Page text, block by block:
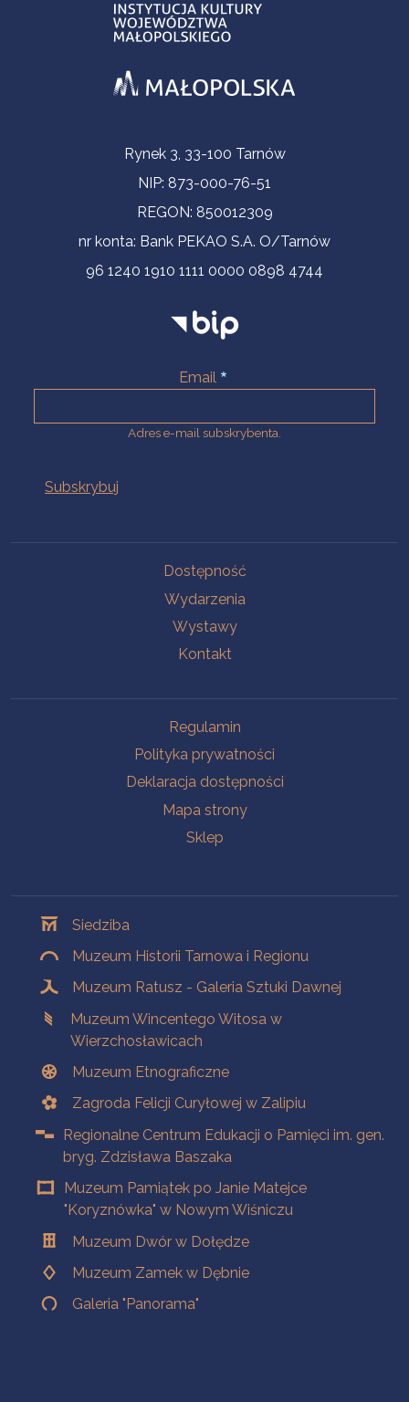
Informacje kontaktoweRynek 3, 33-100 Tarnów
NIP: 873-000-76-51
REGON: 850012309
nr konta: Bank PEKAO S.A. O/Tarnów
96 1240 1910 1111 0000 0898 4744
Email
Adres e-mail subskrybenta.
Dostępność
Wydarzenia
Wystawy
Kontakt
Regulamin
Polityka prywatności
Deklaracja dostępności
Mapa strony
Sklep
Siedziba
Muzeum Historii Tarnowa i Regionu
Muzeum Ratusz - Galeria Sztuki Dawnej
Muzeum Wincentego Witosa w
Wierzchosławicach
Muzeum Etnograficzne
Zagroda Felicji Curyłowej w Zalipiu
Regionalne Centrum Edukacji o Pamięci im. gen.
bryg. Zdzisława Baszaka
Muzeum Pamiątek po Janie Matejce
"Koryznówka" w Nowym Wiśniczu
Muzeum Dwór w Dołędze
Muzeum Zamek w Dębnie
Galeria "Panorama"